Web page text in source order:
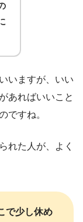
いますが、いい
あればいいこと
ですね。
れた人が、よく
で少し休め